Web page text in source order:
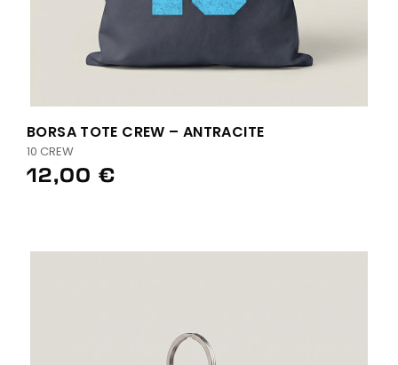
BORSA TOTE CREW – ANTRACITE
10 CREW
12,00 €